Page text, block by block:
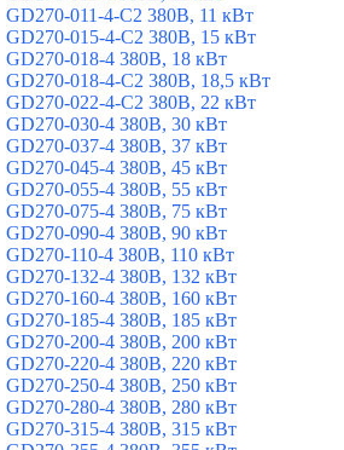
GD270-011-4-C2 380В, 11 кВт
GD270-015-4-C2 380В, 15 кВт
GD270-018-4 380В, 18 кВт
GD270-018-4-C2 380В, 18,5 кВт
GD270-022-4-C2 380В, 22 кВт
GD270-030-4 380В, 30 кВт
GD270-037-4 380В, 37 кВт
GD270-045-4 380В, 45 кВт
GD270-055-4 380В, 55 кВт
GD270-075-4 380В, 75 кВт
GD270-090-4 380В, 90 кВт
GD270-110-4 380В, 110 кВт
GD270-132-4 380В, 132 кВт
GD270-160-4 380В, 160 кВт
GD270-185-4 380В, 185 кВт
GD270-200-4 380В, 200 кВт
GD270-220-4 380В, 220 кВт
GD270-250-4 380В, 250 кВт
GD270-280-4 380В, 280 кВт
GD270-315-4 380В, 315 кВт